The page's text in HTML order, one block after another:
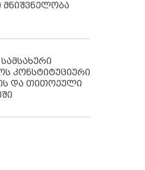
მნიშვნელობა
კონსტიტუციური
და თითოეული